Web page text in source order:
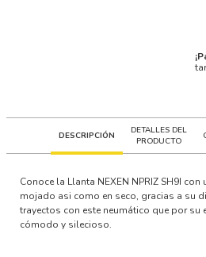
DESCRIPCIÓN
DETALLES DEL
PRODUCTO
Conoce la Llanta NEXEN NPRIZ SH9I
mojado asi como en seco, gracias a su
trayectos con este neumático que por su
cómodo y silecioso.